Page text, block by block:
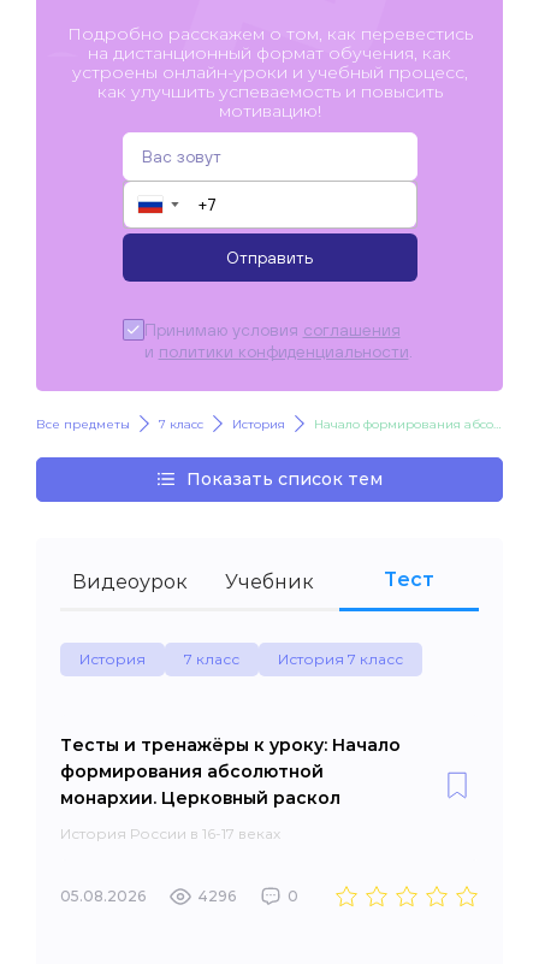
Подробно расскажем о том, как перевестись
на дистанционный формат обучения, как
устроены онлайн-уроки и учебный процесс,
как улучшить успеваемость и повысить
мотивацию!
▼
Отправить
Принимаю условия соглашения
и политики конфиденциальности
Все предметы 7 класс История Начало формирования абсолютной монархии. Церковный раскол
Показать список тем
Видеоурок Учебник Тест
История 7 класс История 7 класс
Тесты и тренажёры к уроку: Начало
формирования абсолютной
монархии. Церковный раскол
История России в 16-17 веках
05.08.2026 4296 0